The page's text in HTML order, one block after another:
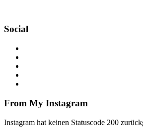
Social
From My Instagram
Instagram hat keinen Statuscode 200